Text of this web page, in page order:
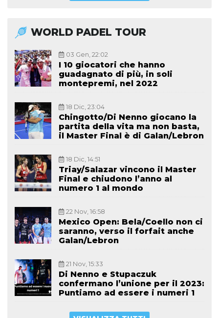
WORLD PADEL TOUR
03 Gen, 22:02
I 10 giocatori che hanno
guadagnato di più, in soli
montepremi, nel 2022
18 Dic, 23:04
Chingotto/Di Nenno giocano la
partita della vita ma non basta,
il Master Final è di Galan/Lebron
18 Dic, 14:51
Triay/Salazar vincono il Master
Final e chiudono l’anno al
numero 1 al mondo
22 Nov, 16:58
Mexico Open: Bela/Coello non ci
saranno, verso il forfait anche
Galan/Lebron
21 Nov, 15:33
Di Nenno e Stupaczuk
confermano l’unione per il 2023:
Puntiamo ad essere i numeri 1